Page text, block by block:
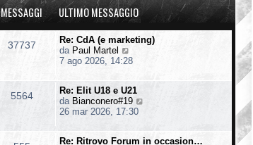
MESSAGGI ULTIMO MESSAGGIO
37737
Re: CdA (e marketing)
da Paul Martel
e
i
u
l
t
7 ago 2026, 14:28
5564
Re: Elit U18 e U21
da Bianconero#19
i
u
26 mar 2026, 17:30
Re: Ritrovo Forum in occasion…